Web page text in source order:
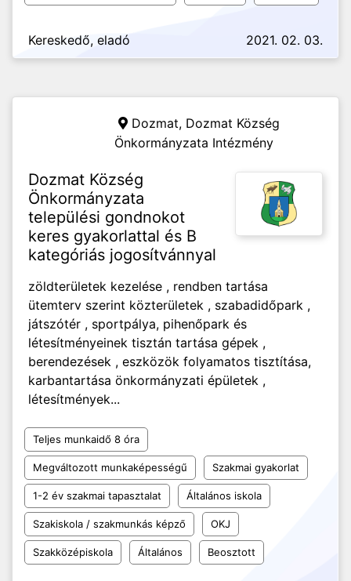
Kereskedő, eladó 2021. 02. 03.
Dozmat, Dozmat Község
Önkormányzata Intézmény
Dozmat Község
Önkormányzata
települési gondnokot
keres gyakorlattal és B
kategóriás jogosítvánnyal
zöldterületek kezelése , rendben tartása
ütemterv szerint közterületek , szabadidőpark ,
játszótér , sportpálya, pihenőpark és
létesítményeinek tisztán tartása gépek ,
berendezések , eszközök folyamatos tisztítása,
karbantartása önkormányzati épületek ,
létesítmények...
Teljes munkaidő 8 óra
Megváltozott munkaképességű Szakmai gyakorlat
1-2 év szakmai tapasztalat Általános iskola
Szakiskola / szakmunkás képző OKJ
Szakközépiskola Általános Beosztott